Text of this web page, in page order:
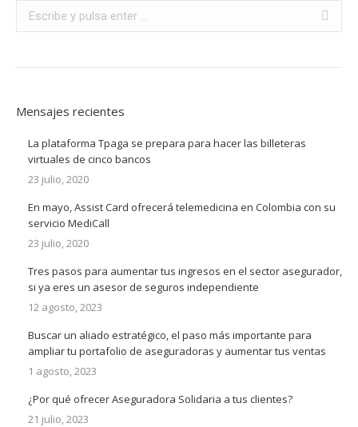
Buscar:
Mensajes recientes
La plataforma Tpaga se prepara para hacer las billeteras
virtuales de cinco bancos
23 julio, 2020
En mayo, Assist Card ofrecerá telemedicina en Colombia con su
servicio MediCall
23 julio, 2020
Tres pasos para aumentar tus ingresos en el sector asegurador,
si ya eres un asesor de seguros independiente
12 agosto, 2023
Buscar un aliado estratégico, el paso más importante para
ampliar tu portafolio de aseguradoras y aumentar tus ventas
1 agosto, 2023
¿Por qué ofrecer Aseguradora Solidaria a tus clientes?
21 julio, 2023